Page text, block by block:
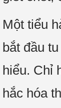
Một tiểu
bắt đầu
hiểu. Chỉ
hắc hóa